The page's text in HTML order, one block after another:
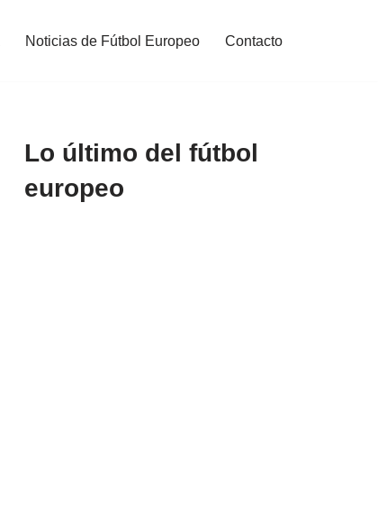
Noticias de Fútbol Europeo Contacto
Lo último del fútbol
europeo